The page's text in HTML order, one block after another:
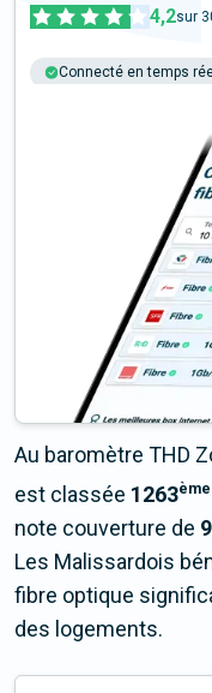
4,2sur
Connecté en temps
Au baromètre THD
est classée 1263ème
note couverture de
Les Malissardois
fibre optique
des logements.